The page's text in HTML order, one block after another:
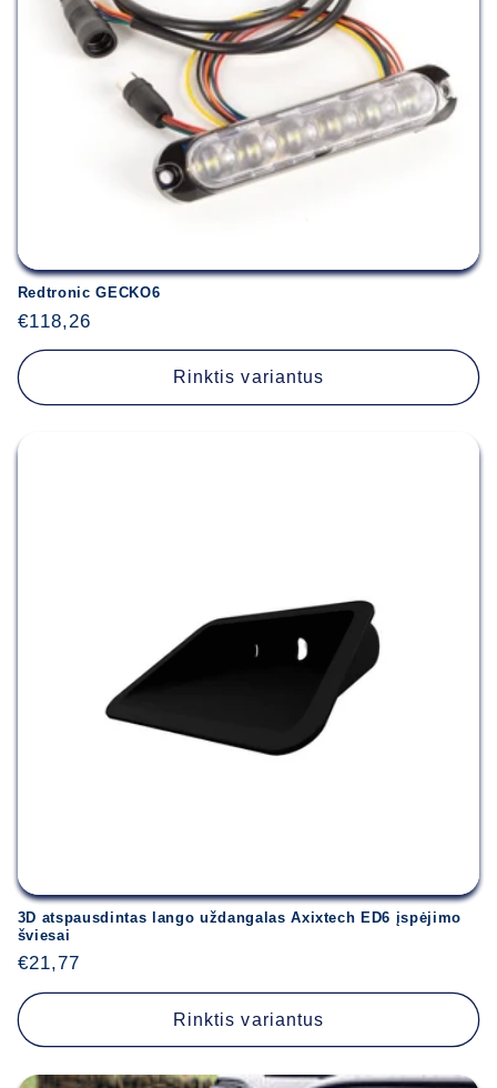
Redtronic GECKO6
Įprasta
kaina
€118,26
Rinktis variantus
3D atspausdintas lango uždangalas Axixtech ED6 įspėjimo
šviesai
Įprasta
kaina
€21,77
Rinktis variantus